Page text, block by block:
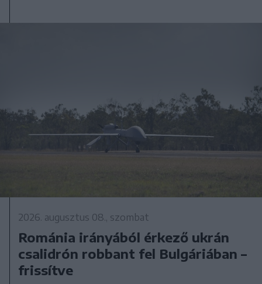
2026. augusztus 08., szombat
Románia irányából érkező ukrán
csalidrón robbant fel Bulgáriában –
frissítve